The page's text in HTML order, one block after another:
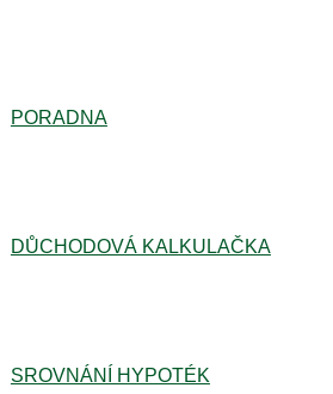
PORADNA
DŮCHODOVÁ KALKULAČKA
SROVNÁNÍ HYPOTÉK